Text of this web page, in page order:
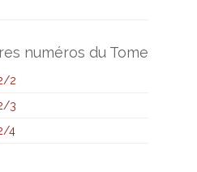
numéros du Tome
2
3
4